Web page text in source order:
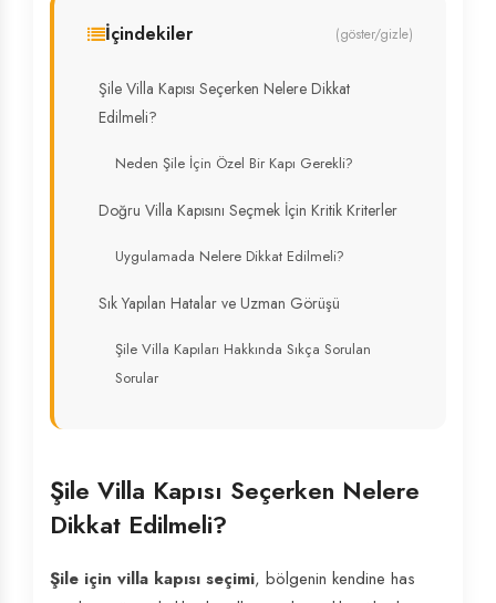
İçindekiler (göster/gizle)
Şile Villa Kapısı Seçerken Nelere Dikkat
Edilmeli?
Neden Şile İçin Özel Bir Kapı Gerekli?
Doğru Villa Kapısını Seçmek İçin Kritik Kriterler
Uygulamada Nelere Dikkat Edilmeli?
Sık Yapılan Hatalar ve Uzman Görüşü
Şile Villa Kapıları Hakkında Sıkça Sorulan
Sorular
Şile Villa Kapısı Seçerken Nelere
Dikkat Edilmeli?
Şile için villa kapısı seçimi, bölgenin kendine has